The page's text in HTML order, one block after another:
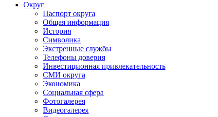
Округ
Паспорт округа
Общая информация
История
Символика
Экстренные службы
Телефоны доверия
Инвестиционная привлекательность
СМИ округа
Экономика
Социальная сфера
Фотогалерея
Видеогалерея